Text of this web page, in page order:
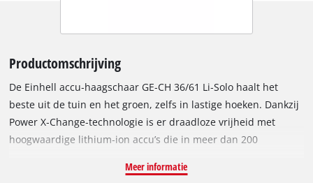
Productomschrijving
De Einhell accu‑haagschaar GE‑CH 36/61 Li‑Solo haalt het
beste uit de tuin en het groen, zelfs in lastige hoeken. Dankzij
Power X‑Change‑technologie is er draadloze vrijheid met
hoogwaardige lithium‑ion accu’s die in meer dan 200
worden. Accudrijving maakt gebruik mogelijk zonder
Meer informatie